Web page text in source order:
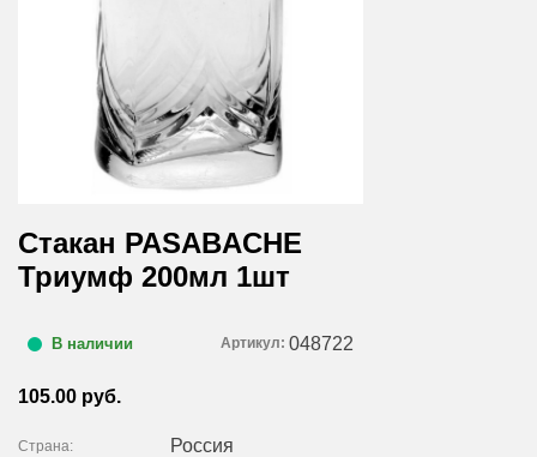
Стакан PASABACHE
Триумф 200мл 1шт
В наличии Артикул: 048722
105.00 руб.
Страна: Россия